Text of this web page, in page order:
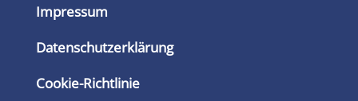
Impressum
Datenschutzerklärung
Cookie-Richtlinie